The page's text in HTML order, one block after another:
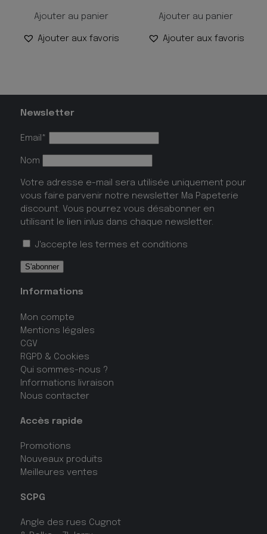
Ajouter au panier
Ajouter aux favoris
Ajouter au panier
Ajouter aux favoris
Newsletter
Email*
Nom
Votre adresse e-mail sera utilisée uniquement pour
vous faire parvenir notre newsletter Ma Papeterie
discount. Vous pourrez vous désabonner en
utilisant le lien inlus dans chaque newsletter.
J'accepte les termes et conditions
Informations
Mon compte
Mentions légales
CGV
RGPD & Cookies
Qui sommes-nous ?
Informations livraison
Nous contacter
Accès rapide
Promotions
Nouveaux produits
Meilleures ventes
SCPG
Angle des rues Cugnot